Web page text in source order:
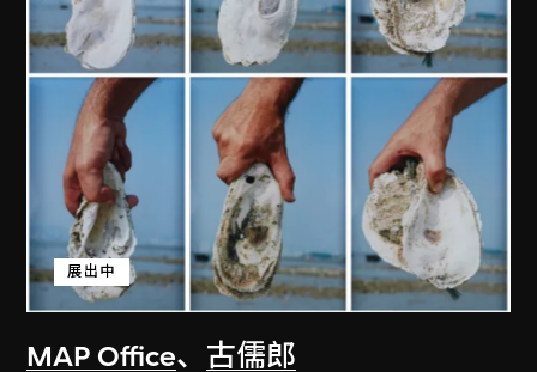
MAP Office、 古儒郎
展出中